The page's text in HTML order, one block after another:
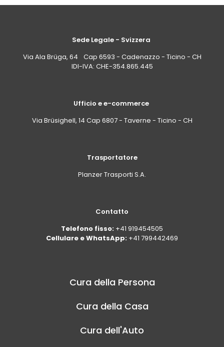
Sede Legale - Svizzera
Via Ala Brüga, 64 Cap 6593 - Cadenazzo - Ticino - CH
IDI-IVA: CHE-354.865.445
Ufficio e e-commerce
Via Brüsighell, 14 Cap 6807 - Taverne - Ticino - CH
Trasportatore
Planzer Trasporti S.A.
Contatto
Telefono fisso: +41 919454505
Cellulare e WhatsApp: +41 799442469
Cura della Persona
Cura della Casa
Cura dell'Auto